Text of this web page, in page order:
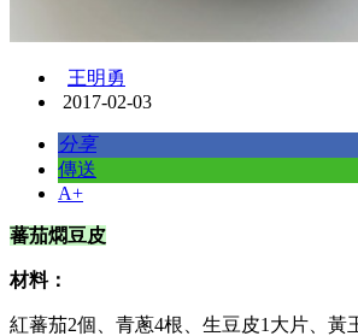
王明勇
2017-02-03
分享
傳送
A+
蕃茄燜豆皮
材料：
紅蕃茄2個、青蔥4根、生豆皮1大片、黃